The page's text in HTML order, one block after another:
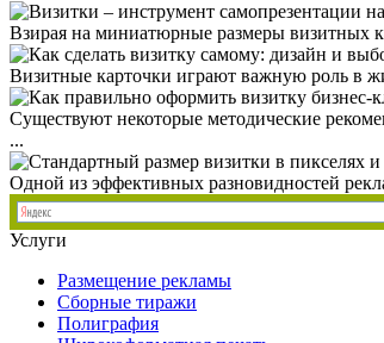
Взирая на миниатюрные размеры визитных
Визитные карточки играют важную роль в
Существуют некоторые методические
...
Одной из эффективных разновидностей
Услуги
Размещение рекламы
Сборные тиражи
Полиграфия